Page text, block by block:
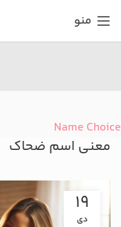
منو
Name Choice
معنی اسم ضحاک
19
دی